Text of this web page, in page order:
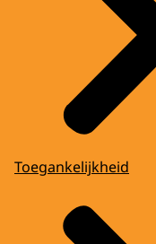
Toegankelijkheid